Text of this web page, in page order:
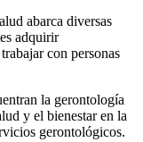
abarca diversas
adquirir
con personas
la gerontología
y el bienestar en la
gerontológicos.